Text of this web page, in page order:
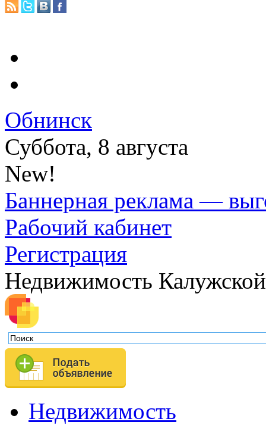
Обнинск
Суббота, 8 августа
New!
Баннерная реклама —
Рабочий кабинет
Регистрация
Недвижимость
Недвижимость